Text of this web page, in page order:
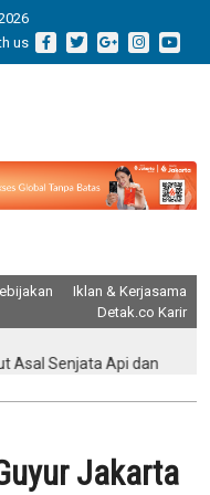
us
Iklan & Kerjasama
Detak.co Karir
Api dan Air Gun
Jakarta